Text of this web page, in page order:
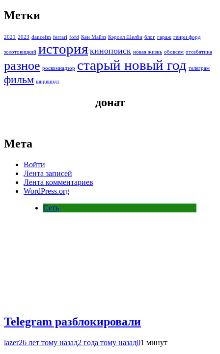
Метки
2021 2023 dancefm ferrari fofd Кен Майлз Кэролл Шелби блог гараж генри форд
золотовицкий история кинопоиск новая жизнь обовсем отсебятина
разное роскомнадзор старый новый год телеграм
фильм ширвиндт
донат
Мета
Войти
Лента записей
Лента комментариев
WordPress.org
Сеть
Telegram разблокировали
lazer26 лет тому назад2 года тому назад01 минут